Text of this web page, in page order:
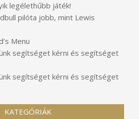
legélethűbb játék!
pilóta jobb, mint Lewis
Menu
segítséget kérni és segítséget
segítséget kérni és segítséget
KATEGÓRIÁK